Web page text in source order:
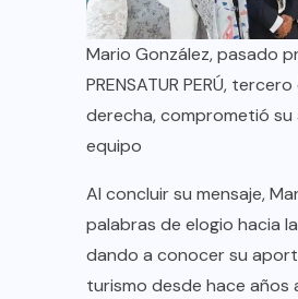
Mario González, pasado
PRENSATUR PERÚ,
derecha, comprometió su
equipo
Al concluir su mensaje,
palabras de elogio hacia
dando a conocer su
turismo desde hace años